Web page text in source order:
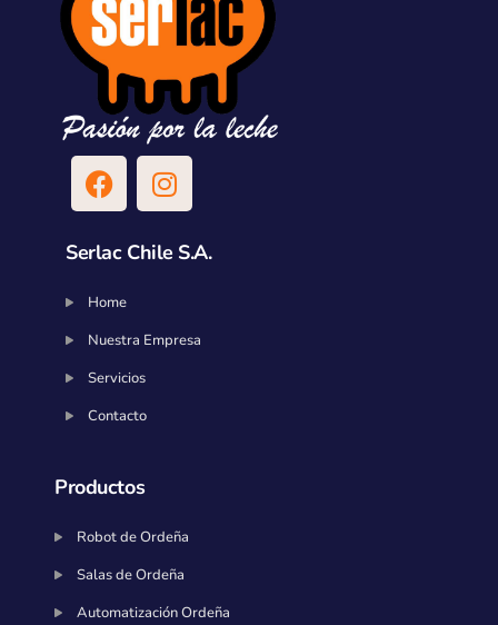
Serlac Chile S.A.
Home
Nuestra Empresa
Servicios
Contacto
Productos
Robot de Ordeña
Salas de Ordeña
Automatización Ordeña